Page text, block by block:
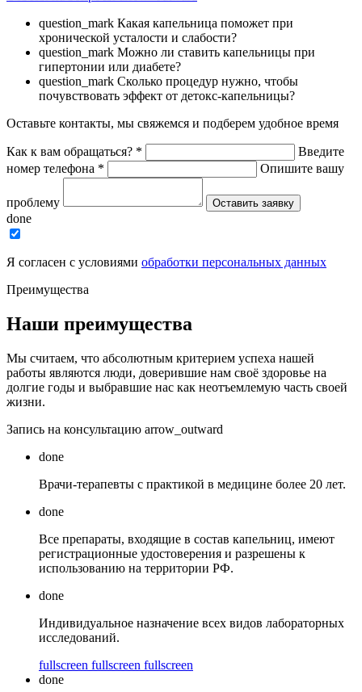
question_mark Какая капельница поможет при
хронической усталости и слабости?
question_mark Можно ли ставить капельницы при
гипертонии или диабете?
question_mark Сколько процедур нужно, чтобы
почувствовать эффект от детокс-капельницы?
Оставьте контакты, мы свяжемся и подберем удобное время
Как к вам обращаться? *
Введите
номер телефона * Опишите вашу
проблему Оставить заявку
done
Я согласен с условиями обработки персональных данных
Преимущества
Наши преимущества
Мы считаем, что абсолютным критерием успеха нашей
работы являются люди, доверившие нам своё здоровье на
долгие годы и выбравшие нас как неотъемлемую часть своей
жизни.
Запись на консультацию arrow_outward
done
Врачи-терапевты с практикой в медицине более 20 лет.
done
Все препараты, входящие в состав капельниц, имеют
регистрационные удостоверения и разрешены к
использованию на территории РФ.
done
Индивидуальное назначение всех видов лабораторных
исследований.
fullscreen fullscreen fullscreen
done